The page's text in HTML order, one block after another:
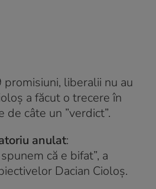
promisiuni, liberalii nu au
a făcut o trecere în
câte un ”verdict”.
anulat:
că e bifat”, a
Dacian Cioloș.